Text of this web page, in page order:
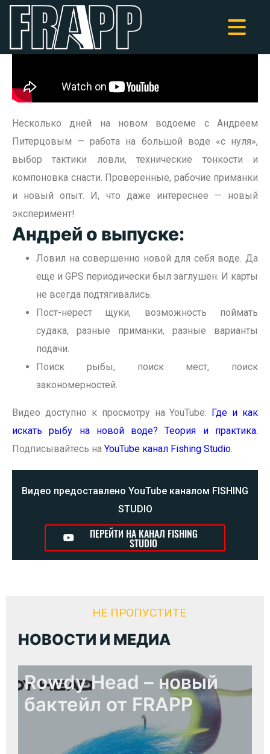
Несколько дней на новом водоеме с Андреем
Питерцовым — работа на большой воде «с нуля»,
выбор тактики ловли, технические тонкости и
компоновка снасти. Проверенные, рабочие приманки
и новый опыт. И, что даже интереснее — новый
эксперимент!
Андрей о выпуске:
Ловил на совершенно новой для себя воде. Да
еще и GPS периодически был заглушен. И карты
не всегда подтягивались.
Пост-нерест щуки, возможность поймать
судака, разные приманки, разные варианты
подачи.
Поиск рыбы, поиск мест, поиск
закономерностей.
Видео доступно к просмотру на YouTube: Где и как
искать рыбу на новой воде? Теория и практика.
Подписывайтесь на YouTube канал Fishing Studio.
Видео предоставлено YouTube каналом FISHING
STUDIO
ПЕРЕЙТИ НА КАНАЛ FISHING
STUDIO
НЕ ПРОПУСТИТЕ
НОВОСТИ И МЕДИА
Rowdy Head – новый
бактейл от FRAPP